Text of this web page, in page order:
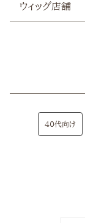
ウィッグ店舗
40代向け